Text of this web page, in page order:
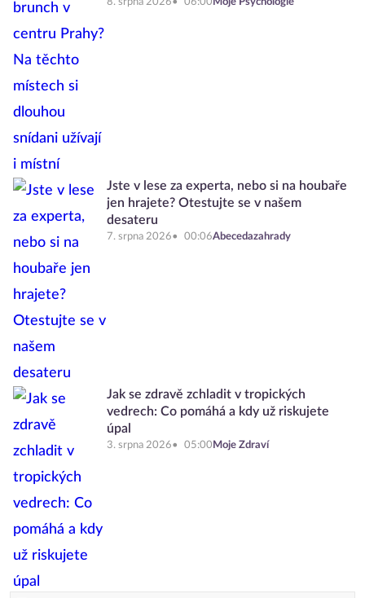
Jste v lese za experta, nebo si na houbaře
jen hrajete? Otestujte se v našem
desateru
7. srpna 2026 00:06Abecedazahrady
Jak se zdravě zchladit v tropických
vedrech: Co pomáhá a kdy už riskujete
úpal
3. srpna 2026 05:00 Moje Zdraví